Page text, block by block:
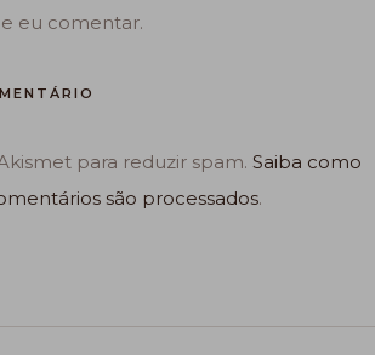
eu comentar.
para reduzir spam.Saiba como
são processados.